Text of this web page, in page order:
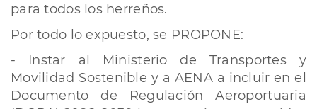
para todos los herreños.
Por todo lo expuesto, se PROPONE:
- Instar al Ministerio de Transportes y
Movilidad Sostenible y a AENA a incluir en el
Documento de Regulación Aeroportuaria